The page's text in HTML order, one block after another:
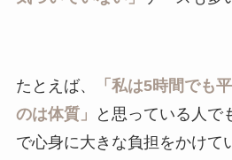
たとえば、
「私は5時間でも
のは体質」
と思っている人で
で心身に大きな負担をかけて